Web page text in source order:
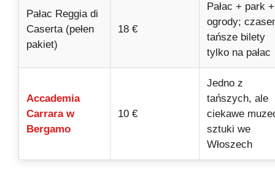
Pałac Reggia di
Caserta (pełen
pakiet)
18 €
Pałac + park +
ogrody;
tańsze bilety
tylko na pałac
Accademia
Carrara w
Bergamo
10 €
Jedno z
tańszych, ale
ciekawe
sztuki we
Włoszech